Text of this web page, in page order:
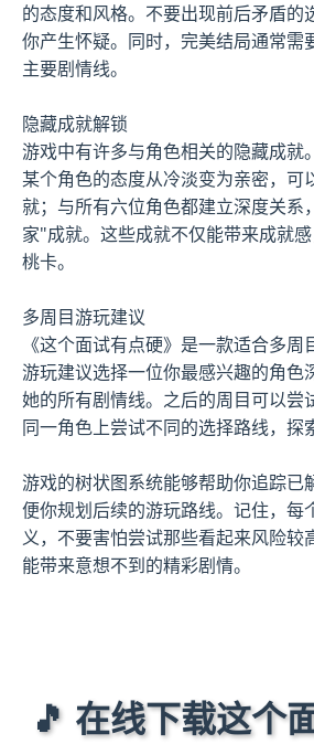
的态度和风格。不要出现前后矛盾的
你产生怀疑。同时，完美结局通常需
主要剧情线。
隐藏成就解锁
游戏中有许多与角色相关的隐藏成就
某个角色的态度从冷淡变为亲密，可
就；与所有六位角色都建立深度关系
家"成就。这些成就不仅能带来成就
桃卡。
多周目游玩建议
《这个面试有点硬》是一款适合多
游玩建议选择一位你最感兴趣的角色
她的所有剧情线。之后的周目可以尝
同一角色上尝试不同的选择路线，探
游戏的树状图系统能够帮助你追踪已
便你规划后续的游玩路线。记住，每
义，不要害怕尝试那些看起来风险较
能带来意想不到的精彩剧情。
🎵 在线下载这个